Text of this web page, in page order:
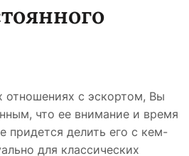
отношениях с эскортом, Вы
что ее внимание и время
придется делить его с кем-
для классических